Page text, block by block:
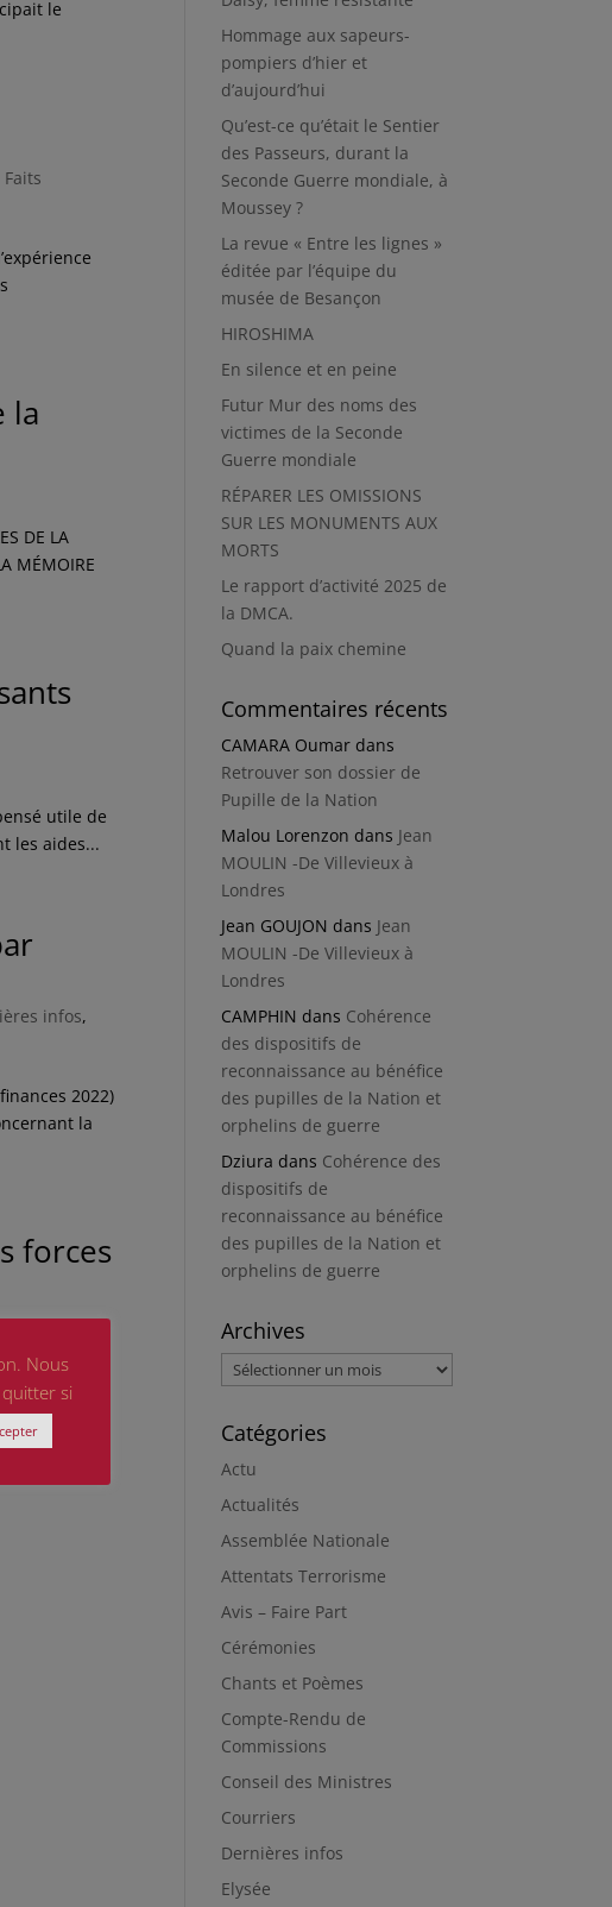
le
Faits
la
DE LA
MÉMOIRE
utile de
les aides...
infos,
2022)
la
forces
la
Hommage aux sapeurs-
pompiers d’hier et
d’aujourd’hui
Qu’est-ce qu’était le Sentier
des Passeurs, durant la
Seconde Guerre mondiale, à
Moussey ?
La revue « Entre les lignes »
éditée par l’équipe du
musée de Besançon
HIROSHIMA
En silence et en peine
Futur Mur des noms des
victimes de la Seconde
Guerre mondiale
RÉPARER LES OMISSIONS
SUR LES MONUMENTS AUX
MORTS
Le rapport d’activité 2025 de
la DMCA.
Quand la paix chemine
Commentaires récents
CAMARA Oumar dans
Retrouver son dossier de
Pupille de la Nation
Malou Lorenzon dans Jean
MOULIN -De Villevieux à
Londres
Jean GOUJON dans Jean
MOULIN -De Villevieux à
Londres
CAMPHIN dans Cohérence
des dispositifs de
reconnaissance au bénéfice
des pupilles de la Nation et
orphelins de guerre
Dziura dans Cohérence des
dispositifs de
reconnaissance au bénéfice
des pupilles de la Nation et
orphelins de guerre
Archives
Archives
Catégories
Actu
Actualités
Assemblée Nationale
Attentats Terrorisme
Avis – Faire Part
Cérémonies
Chants et Poèmes
Compte-Rendu de
Commissions
Conseil des Ministres
Courriers
Dernières infos
Elysée
Nous
si